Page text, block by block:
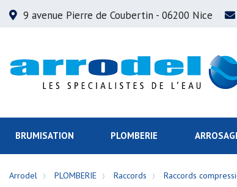
9 avenue Pierre de Coubertin - 06200 Nice
BRUMISATION PLOMBERIE
Arrodel PLOMBERIE Raccords Raccords